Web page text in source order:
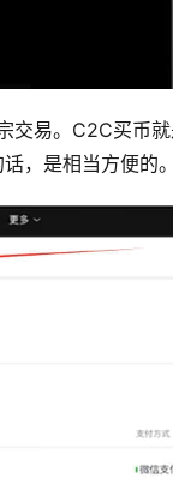
交易。C2C买币
，是相当方便的。